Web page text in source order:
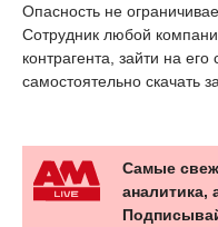
Опасность не
Сотрудник любой
контрагента, зайти на
самостоятельно скачать
Самые
аналитика,